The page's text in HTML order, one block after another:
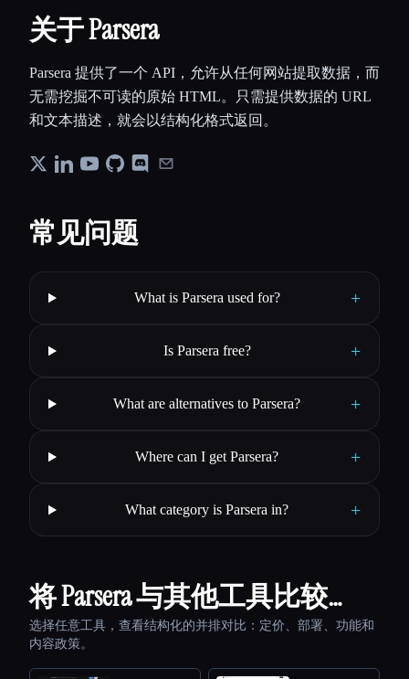
关于 Parsera
Parsera 提供了一个 API，允许从任何网站提取数据，而
无需挖掘不可读的原始 HTML。只需提供数据的 URL
和文本描述，就会以结构化格式返回。
常见问题
What is Parsera used for? +
Is Parsera free? +
What are alternatives to Parsera? +
Where can I get Parsera? +
What category is Parsera in? +
将 Parsera 与其他工具比较…
选择任意工具，查看结构化的并排对比：定价、部署、功能和
内容政策。